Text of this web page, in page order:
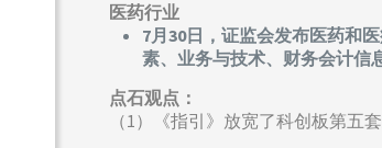
医药行业
7月30日，证监会发布医药和
素、业务与技术、财务会计信
点石观点：
（1）《指引》放宽了科创板第五